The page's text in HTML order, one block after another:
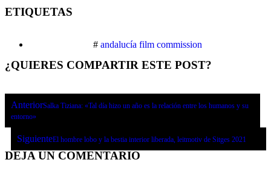
ETIQUETAS
# andalucía film commission
¿QUIERES COMPARTIR ESTE POST?
AnteriorSalka Tiziana: «Tal día hizo un año es la relación entre los humanos y su
entorno»
SiguienteEl hombre lobo y la bestia interior liberada, leitmotiv de Sitges 2021
DEJA UN COMENTARIO